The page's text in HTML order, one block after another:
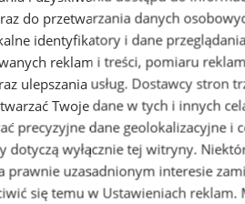
do przetwarzania danych
identyfikatory i dane
reklam i treści, pomiaru
ulepszania usług. Dostawcy stron
Twoje dane w tych i innych
precyzyjne dane geolokalizacyjne i
dotyczą wyłącznie tej witryny.
prawnie uzasadnionym interesie
się temu w Ustawieniach reklam.